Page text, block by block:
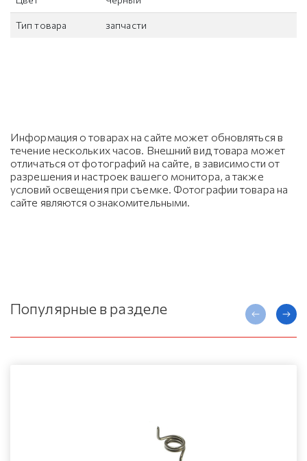
Тип товара запчасти
Информация о товарах на сайте может обновляться в
течение нескольких часов. Внешний вид товара может
отличаться от фотографий на сайте, в зависимости от
разрешения и настроек вашего монитора, а также
условий освещения при съемке. Фотографии товара на
сайте являются ознакомительными.
Популярные в разделе